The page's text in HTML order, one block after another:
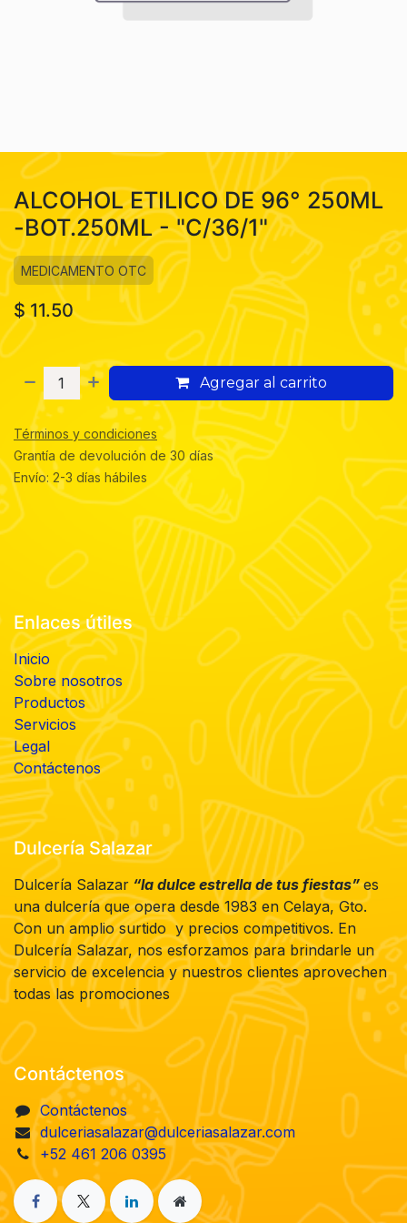
ALCOHOL ETILICO DE 96° 250ML
-BOT.250ML - "C/36/1"
MEDICAMENTO OTC
$11.50
Agregar al carrito
Términos y condiciones
Grantía de devolución de 30 días
Envío: 2-3 días hábiles
Enlaces útiles
Inicio
Sobre nosotros
Productos
Servicios
Legal
Contáctenos
Dulcería Salazar
Dulcería Salazar “la dulce estrella de tus fiestas”es
una dulcería que opera desde 1983 en Celaya, Gto.
Con un amplio surtido y precios competitivos. En
Dulcería Salazar, nos esforzamos para brindarle un
servicio de excelencia y nuestros clientes aprovechen
todas las promociones
Contáctenos
Contáctenos
dulceriasalazar@dulceriasalazar.com
+52 461 206 0395